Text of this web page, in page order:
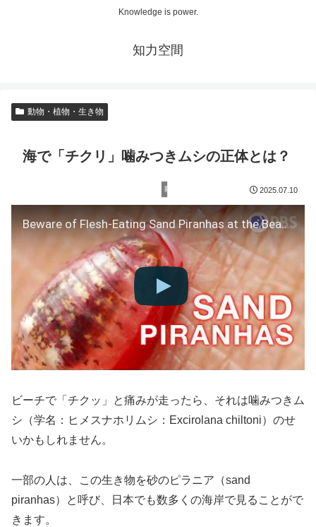
Knowledge is power.
知力空間
動物・植物・生き物
海で「チクリ」噛みつきムシの正体とは？
動物・植物・生き物 2025.07.10
Beware of Flesh-Eating Sand Piranhas at the Beach | Deep Look
ビーチで「チクッ」と痛みが走ったら、それは噛みつきム
シ（学名：ヒメスナホリムシ：Excirolana chiltoni）のせ
いかもしれません。
一部の人は、この生き物を砂のピラニア（sand
piranhas）と呼び、日本でも数多くの海岸で見ることがで
きます。